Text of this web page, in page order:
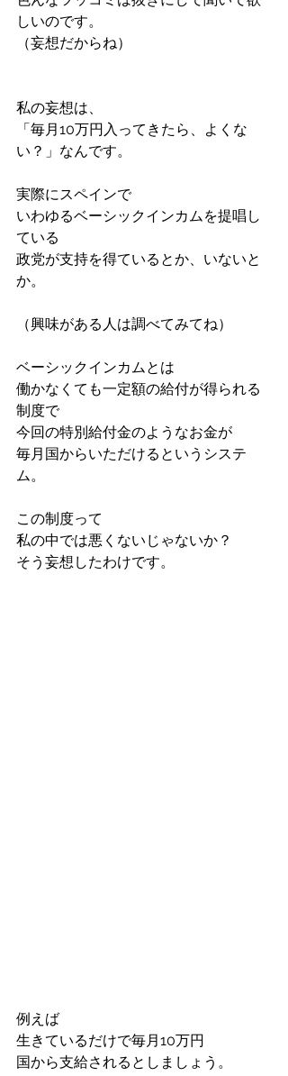
しいのです。
（妄想だからね）
私の妄想は、
「毎月10万円入ってきたら、よくな
い？」なんです。
実際にスペインで
いわゆるベーシックインカムを提唱し
ている
政党が支持を得ているとか、いないと
か。
（興味がある人は調べてみてね）
ベーシックインカムとは
働かなくても一定額の給付が得られる
制度で
今回の特別給付金のようなお金が
毎月国からいただけるというシステ
ム。
この制度って
私の中では悪くないじゃないか？
そう妄想したわけです。
例えば
生きているだけで毎月10万円
国から支給されるとしましょう。